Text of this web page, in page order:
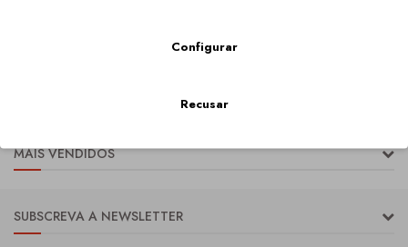
MAIS VENDIDOS
SUBSCREVA A NEWSLETTER
Configurar
Recusar